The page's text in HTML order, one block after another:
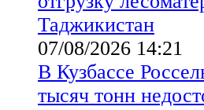
Таджикистан
07/08/2026 14:21
В Кузбассе
тысяч тонн